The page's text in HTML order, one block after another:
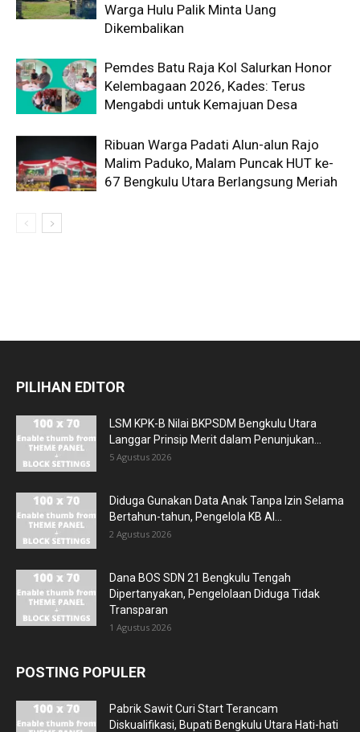
Warga Hulu Palik Minta Uang
Dikembalikan
Pemdes Batu Raja Kol Salurkan Honor
Kelembagaan 2026, Kades: Terus
Mengabdi untuk Kemajuan Desa
Ribuan Warga Padati Alun-alun Rajo
Malim Paduko, Malam Puncak HUT ke-
67 Bengkulu Utara Berlangsung Meriah
PILIHAN EDITOR
LSM KPK-B Nilai BKPSDM Bengkulu Utara
Langgar Prinsip Merit dalam Penunjukan...
5 Agustus 2026
Diduga Gunakan Data Anak Tanpa Izin Selama
Bertahun-tahun, Pengelola KB Al...
2 Agustus 2026
Dana BOS SDN 21 Bengkulu Tengah
Dipertanyakan, Pengelolaan Diduga Tidak
Transparan
1 Agustus 2026
POSTING POPULER
Pabrik Sawit Curi Start Terancam
Diskualifikasi, Bupati Bengkulu Utara Hati-hati